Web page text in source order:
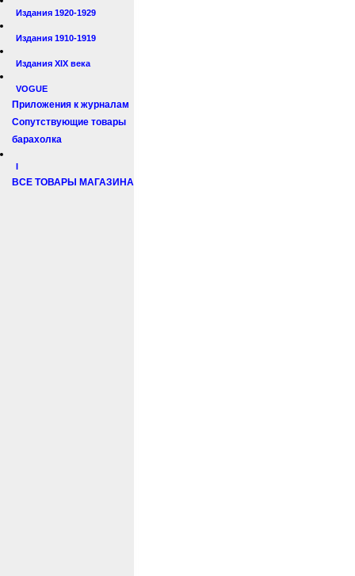
Издания 1920-1929
Издания 1910-1919
Издания XIX века
VOGUE
Приложения к журналам
Сопутствующие товары
барахолка
I
ВСЕ ТОВАРЫ МАГАЗИНА